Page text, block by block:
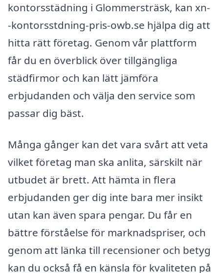
kontorsstädning i Glommersträsk, kan xn-
-kontorsstdning-pris-owb.se hjälpa dig att
hitta rätt företag. Genom vår plattform
får du en överblick över tillgängliga
städfirmor och kan lätt jämföra
erbjudanden och välja den service som
passar dig bäst.
Många gånger kan det vara svårt att veta
vilket företag man ska anlita, särskilt när
utbudet är brett. Att hämta in flera
erbjudanden ger dig inte bara mer insikt
utan kan även spara pengar. Du får en
bättre förståelse för marknadspriser, och
genom att länka till recensioner och betyg
kan du också få en känsla för kvaliteten på